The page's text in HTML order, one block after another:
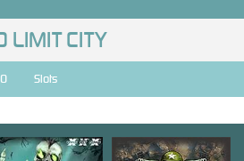
LIMIT CITY
Slots